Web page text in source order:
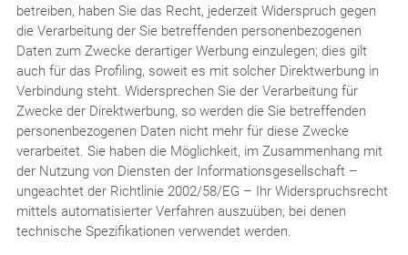
betreiben, haben Sie das Recht, jederzeit Widerspruch gegen
die Verarbeitung der Sie betreffenden personenbezogenen
Daten zum Zwecke derartiger Werbung einzulegen; dies gilt
auch für das Profiling, soweit es mit solcher Direktwerbung in
Verbindung steht. Widersprechen Sie der Verarbeitung für
Zwecke der Direktwerbung, so werden die Sie betreffenden
personenbezogenen Daten nicht mehr für diese Zwecke
verarbeitet. Sie haben die Möglichkeit, im Zusammenhang mit
der Nutzung von Diensten der Informationsgesellschaft –
ungeachtet der Richtlinie 2002/58/EG – Ihr Widerspruchsrecht
mittels automatisierter Verfahren auszuüben, bei denen
technische Spezifikationen verwendet werden.